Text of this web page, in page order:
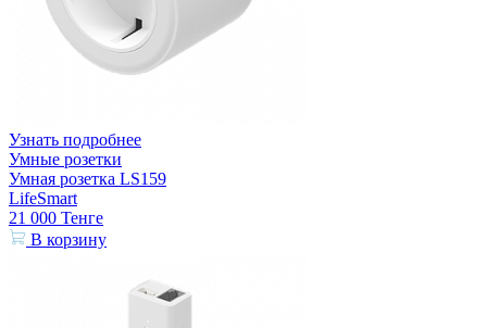
Узнать подробнее
Умные розетки
Умная розетка LS159
LifeSmart
21 000 Тенге
В корзину